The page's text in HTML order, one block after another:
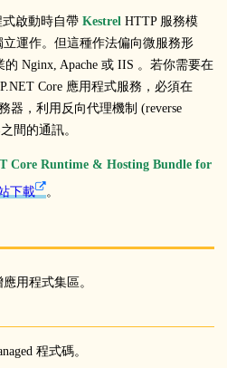
式啟動時自帶 Kestrel HTTP 服務模
運作。但這種作法偏向微服務形
Nginx, Apache 或 IIS 。若你需要在
Core 應用程式服務，必須在
器，利用反向代理機制 (reverse
間的通訊。
Core Runtime & Hosting Bundle for
下載 。
用程式集區。
程式碼。